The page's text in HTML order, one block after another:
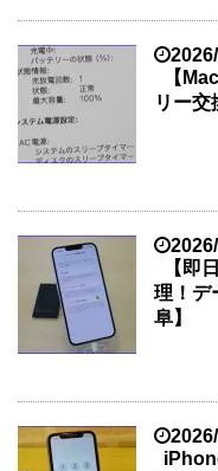
【
リー交
【即
理！デ
阜】